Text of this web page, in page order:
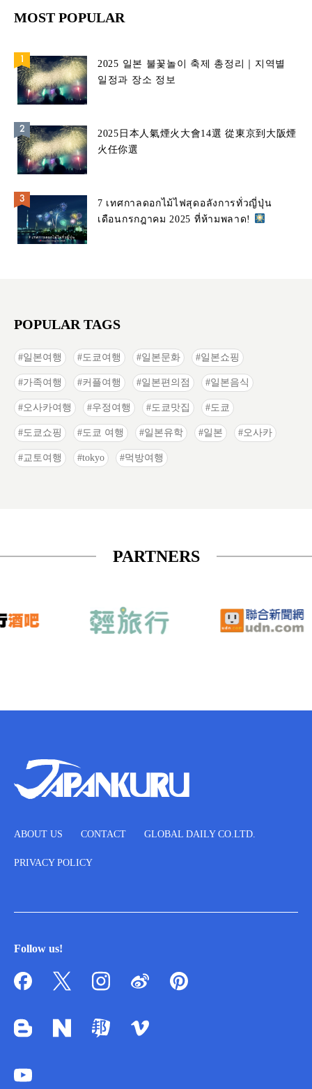
MOST POPULAR
2025 일본 불꽃놀이 축제 총정리｜지역별
일정과 장소 정보
2025日本人氣煙火大會14選 從東京到大阪煙
火任你選
7 เทศกาลดอกไม้ไฟสุดอลังการทั่วญี่ปุ่น
เดือนกรกฎาคม 2025 ที่ห้ามพลาด!
POPULAR TAGS
일본여행 도쿄여행 일본문화 일본쇼핑
가족여행 커플여행 일본편의점 일본음식
오사카여행 우정여행 도쿄맛집 도쿄
도쿄쇼핑 도쿄 여행 일본유학 일본 오사카
교토여행 tokyo 먹방여행
PARTNERS
ABOUT US CONTACT GLOBAL DAILY CO.LTD.
PRIVACY POLICY
Follow us!